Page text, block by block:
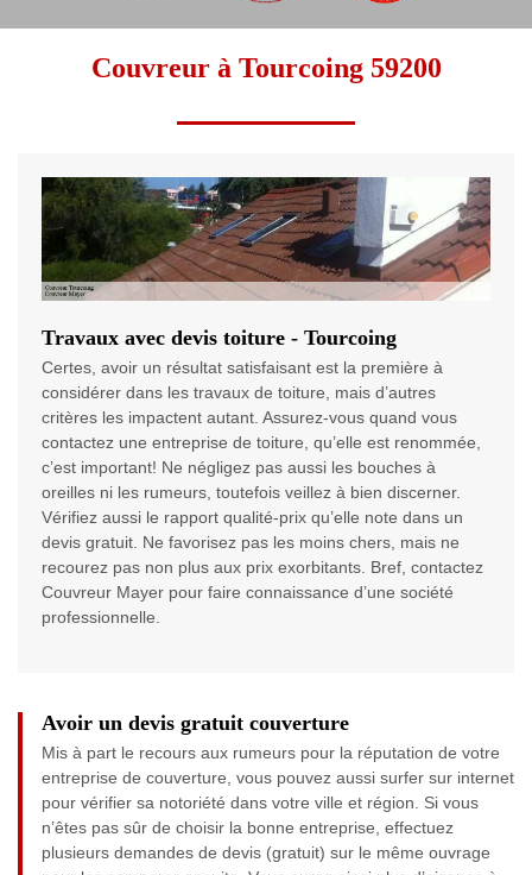
Couvreur à Tourcoing 59200
Travaux avec devis toiture - Tourcoing
Certes, avoir un résultat satisfaisant est la première à
considérer dans les travaux de toiture, mais d’autres
critères les impactent autant. Assurez-vous quand vous
contactez une entreprise de toiture, qu’elle est renommée,
c’est important! Ne négligez pas aussi les bouches à
oreilles ni les rumeurs, toutefois veillez à bien discerner.
Vérifiez aussi le rapport qualité-prix qu’elle note dans un
devis gratuit. Ne favorisez pas les moins chers, mais ne
recourez pas non plus aux prix exorbitants. Bref, contactez
Couvreur Mayer pour faire connaissance d’une société
professionnelle.
Avoir un devis gratuit couverture
Mis à part le recours aux rumeurs pour la réputation de votre
entreprise de couverture, vous pouvez aussi surfer sur internet
pour vérifier sa notoriété dans votre ville et région. Si vous
n’êtes pas sûr de choisir la bonne entreprise, effectuez
plusieurs demandes de devis (gratuit) sur le même ouvrage